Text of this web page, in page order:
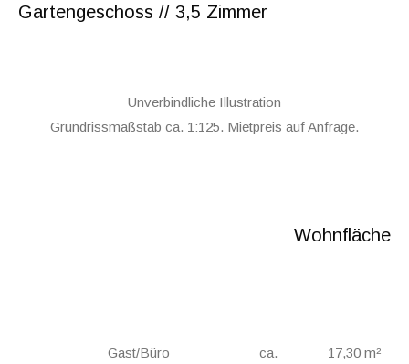
Gartengeschoss // 3,5 Zimmer
Unverbindliche Illustration
Grundrissmaßstab ca. 1:125. Mietpreis auf Anfrage.
Wohnfläche
Gast/Büro ca. 17,30 m²